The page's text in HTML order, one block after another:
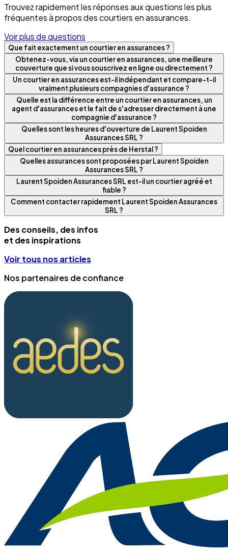
Trouvez rapidement les réponses aux questions les plus
fréquentes à propos des courtiers en assurances.
Voir plus de questions
Que fait exactement un courtier en assurances ?
Obtenez-vous, via un courtier en assurances, une meilleure
couverture que si vous souscrivez en ligne ou directement ?
Un courtier en assurances est-il indépendant et compare-t-il
vraiment plusieurs compagnies d'assurance ?
Quelle est la différence entre un courtier en assurances, un
agent d'assurances et le fait de s'adresser directement à une
compagnie d'assurance ?
Quelles sont les heures d'ouverture de Laurent Spoiden
Assurances SRL ?
Quel courtier en assurances près de Herstal ?
Quelles assurances sont proposées par Laurent Spoiden
Assurances SRL ?
Laurent Spoiden Assurances SRL est-il un courtier agréé et
fiable ?
Comment contacter rapidement Laurent Spoiden Assurances
SRL ?
Des conseils, des infos
et des inspirations
Voir tous nos articles
Nos partenaires de confiance